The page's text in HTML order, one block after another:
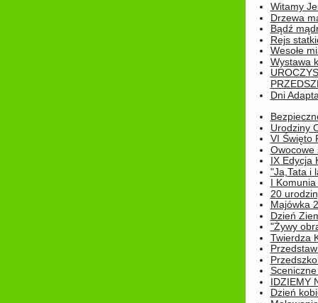
Witamy
Drzewa
Bądź
Rejs
Wesołe
Wystawa
Dni
Urodziny
VI Święto
Owocowe
IX Edycja
"Ja,Tata i
I
20
Majówka
Dzień
"Żywy
Twierdza
IDZIEMY
Dzień